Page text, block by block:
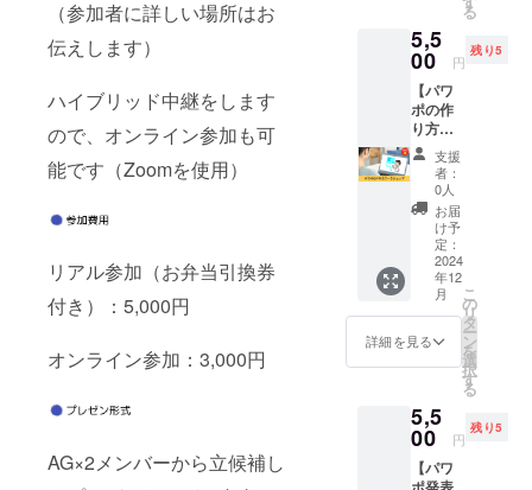
（参加者に詳しい場所はお
伝えします）
ハイブリッド中継をします
ので、オンライン参加も可
能です（Zoomを使用）
リアル参加（お弁当引換券
付き）：5,000円
オンライン参加：3,000円
AG×2メンバーから立候補し
※会場ま
通費は
各自ご
負担く
ださ
い。
ンプチ
講座
（約10
分の動
画URL
をメー
ルでお
送りし
ます）
※詳細は
メール
にてお
知らせ
いたし
ます。
での交
通費は
ださ
い。
実施 ・
利用期
限：
2025年
4月まで
※詳細は
メール
にてお
知らせ
いたし
ます。
※マン
ツーマ
ンでの
実施で
す
いたし
ます。
■イベン
ト詳細
・日
時：
2024年
12月20
（金）
19時〜
22時 ・
場所：
都内会
議室で
実施 ・
掲載タ
開始時
と終了
時 ・掲
載内容
る
5,5
00 円
残り5
【パワ
ポの作
り方
ワーク
ショッ
プ】 伝
わるパ
ワーポ
イント
の作り
方をお
教えす
るワー
ク
ショッ
プにご
ただけ
ます。
■詳細
・日
支援
者：
0人
お届
け予
定：
2024
年12
月
詳細を見る
こ
の
リ
タ
ー
ン
を
選
択
す
る
5,5
00 円
残り5
【パワ